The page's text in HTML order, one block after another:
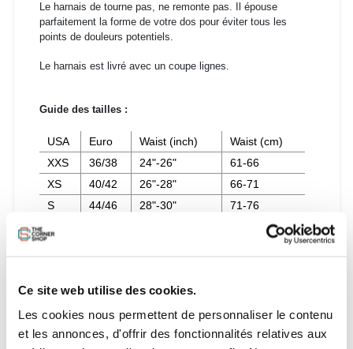
Ce site web utilise des cookies.
Les cookies nous permettent de personnaliser le contenu
et les annonces, d'offrir des fonctionnalités relatives aux
Le harnais de tourne pas, ne remonte pas. Il épouse
parfaitement la forme de votre dos pour éviter tous les
points de douleurs potentiels.
Le harnais est livré avec un coupe lignes.
Guide des tailles :
USA Euro Waist (inch)
Waist (cm)
XXS
36/38 24"-26"
61-66
XS
40/42 26"-28"
66-71
S
44/46 28"-30"
71-76
XXL
56/58 36"-38"
Caractéristiques :